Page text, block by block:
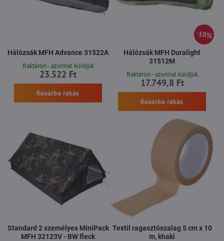
Hálózsák MFH Advance 31522A
Raktáron - azonnal küldjük
23.522 Ft
Kosárba rakás
10%
Hálózsák MFH Duralight
31512M
Raktáron - azonnal küldjük
17.749,8 Ft
Kosárba rakás
Standard 2 személyes MiniPack
MFH 32123V - BW fleck
Textil ragasztószalag 5 cm x 10
m, khaki